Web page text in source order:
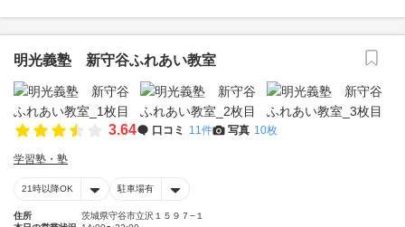
明光義塾 新守谷ふれあい教室
3.64 口コミ 11件 写真 10枚
学習塾・塾
21時以降OK 駐車場有
住所
茨城県守谷市立沢１５９７−１